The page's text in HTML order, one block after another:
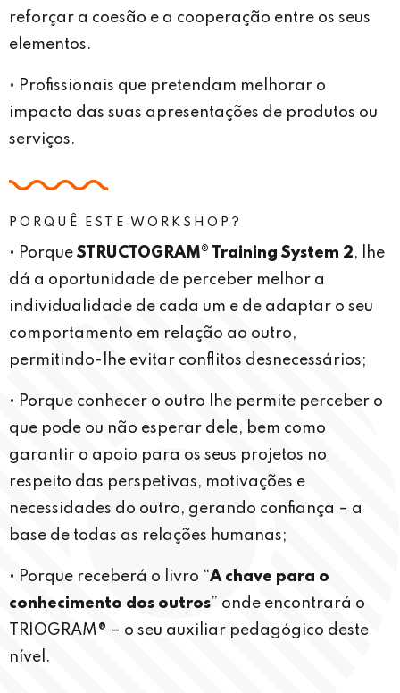
reforçar a coesão e a cooperação entre os seus
elementos.
• Profissionais que pretendam melhorar o
impacto das suas apresentações de produtos ou
serviços.
PORQUÊ ESTE WORKSHOP?
• Porque STRUCTOGRAM® Training System 2, lhe
dá a oportunidade de perceber melhor a
individualidade de cada um e de adaptar o seu
comportamento em relação ao outro,
permitindo-lhe evitar conflitos desnecessários;
• Porque conhecer o outro lhe permite perceber o
que pode ou não esperar dele, bem como
garantir o apoio para os seus projetos no
respeito das perspetivas, motivações e
necessidades do outro, gerando confiança – a
base de todas as relações humanas;
• Porque receberá o livro “A chave para o
conhecimento dos outros” onde encontrará o
TRIOGRAM® – o seu auxiliar pedagógico deste
nível.